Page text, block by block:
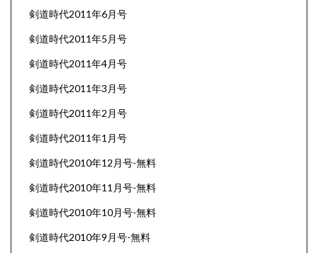
剣道時代2011年6月号
剣道時代2011年5月号
剣道時代2011年4月号
剣道時代2011年3月号
剣道時代2011年2月号
剣道時代2011年1月号
剣道時代2010年12月号-無料
剣道時代2010年11月号-無料
剣道時代2010年10月号-無料
剣道時代2010年9月号-無料